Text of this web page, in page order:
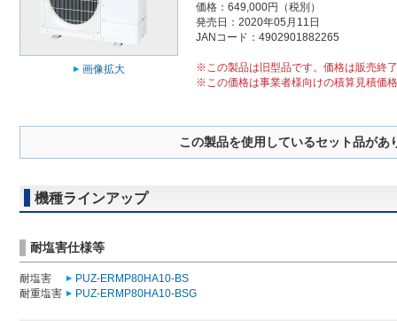
画像拡大
価格：649,000円（税別）
発売日：2020年05月11日
JANコード：4902901882265
※この製品は旧型品です。価格は販売終
※この価格は事業者様向けの積算見積価
この製品を使用しているセット品があ
機種ラインアップ
耐塩害仕様等
耐塩害
PUZ-ERMP80HA10-BS
耐重塩害
PUZ-ERMP80HA10-BSG